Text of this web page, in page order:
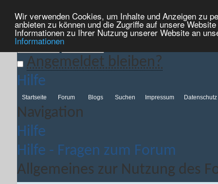
Wir verwenden Cookies, um Inhalte und Anzeigen zu
anbieten zu können und die Zugriffe auf unsere
Informationen zu Ihrer Nutzung unserer Website an
Informationen
Angemeldet bleiben?
Hilfe
Startseite Forum
Hilfe Kalender Aktionen Nützliche Links Neues...
Blogs Suchen Impressum Datenschutz
Navigation
Hilfe
Hilfe - Fragen zum Forum
Allgemeines zur Nutzung des